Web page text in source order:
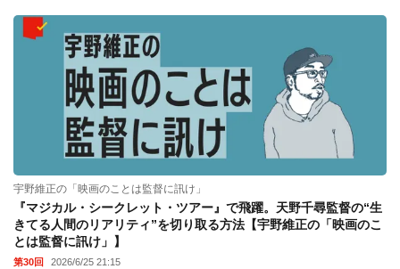
宇野維正の「映画のことは監督に訊け」
『マジカル・シークレット・ツアー』で飛躍。天野千尋監督の“生
きてる人間のリアリティ”を切り取る方法【宇野維正の「映画のこ
とは監督に訊け」】
第30回 2026/6/25 21:15